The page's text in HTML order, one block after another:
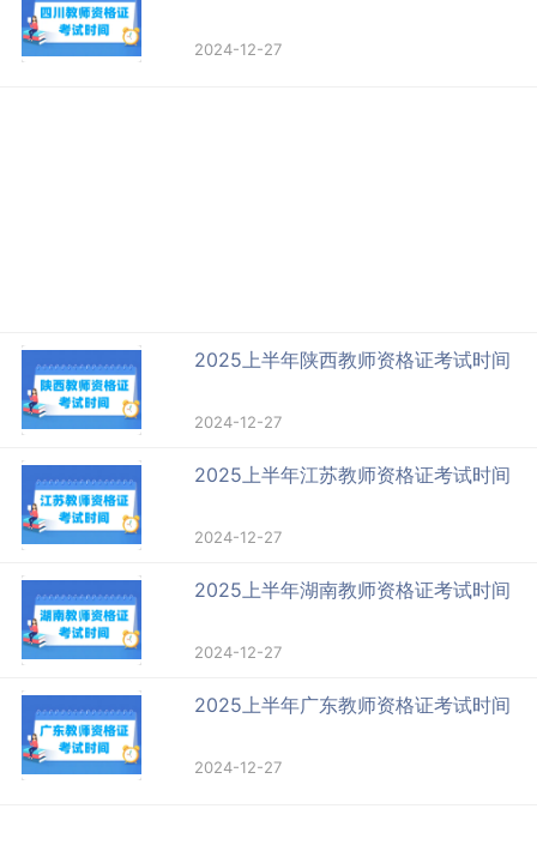
2024-12-27
2025上半年陕西教师资格证考试时间
2024-12-27
2025上半年江苏教师资格证考试时间
2024-12-27
2025上半年湖南教师资格证考试时间
2024-12-27
2025上半年广东教师资格证考试时间
2024-12-27